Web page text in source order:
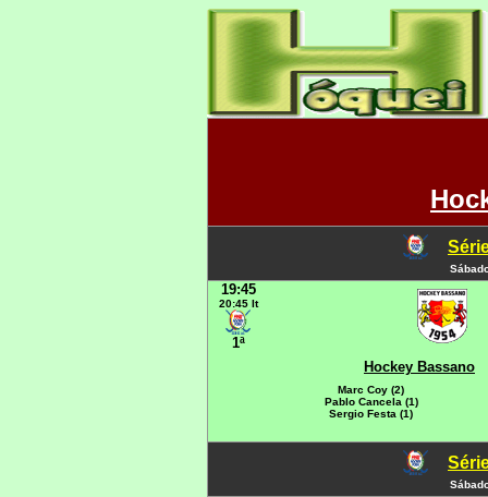
19:45
20:45 It
1ª
Hockey Bassano
Marc Coy (2)
Pablo Cancela (1)
Sergio Festa (1)